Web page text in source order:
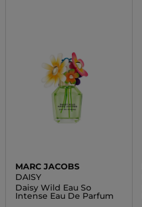
MARC JACOBS
DAISY
Daisy Wild Eau So
Intense Eau De Parfum